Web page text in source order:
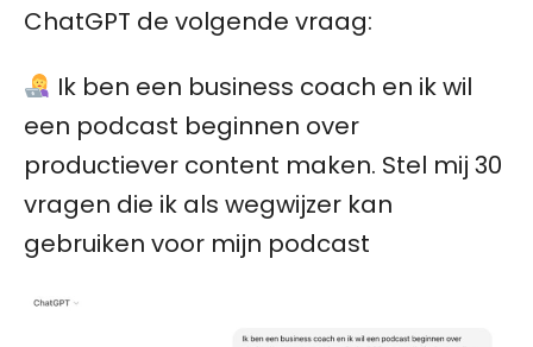
ChatGPT de volgende vraag:
Ik ben een business coach en ik wil
een podcast beginnen over
productiever content maken. Stel mij 30
vragen die ik als wegwijzer kan
gebruiken voor mijn podcast